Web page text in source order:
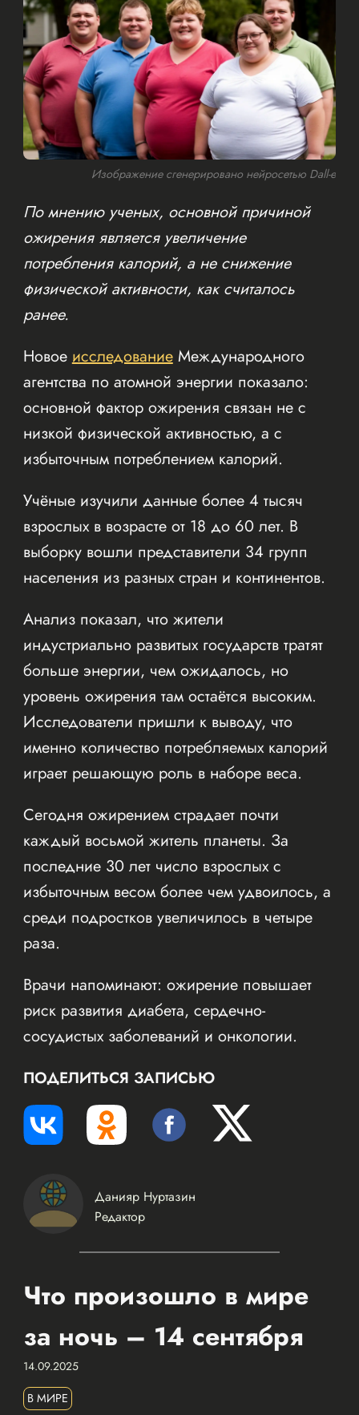
Изображение сгенерировано нейросетью Dall-e
По мнению ученых, основной причиной
ожирения является увеличение
потребления калорий, а не снижение
физической активности, как считалось
ранее.
НовоеисследованиеМеждународного
агентства по атомной энергии показало:
основной фактор ожирения связан не с
низкой физической активностью, а с
избыточным потреблением калорий.
Учёные изучили данные более 4 тысяч
взрослых в возрасте от 18 до 60 лет. В
выборку вошли представители 34 групп
населения из разных стран и континентов.
Анализ показал, что жители
индустриально развитых государств тратят
больше энергии, чем ожидалось, но
уровень ожирения там остаётся высоким.
Исследователи пришли к выводу, что
именно количество потребляемых калорий
играет решающую роль в наборе веса.
Сегодня ожирением страдает почти
каждый восьмой житель планеты. За
последние 30 лет число взрослых с
избыточным весом более чем удвоилось, а
среди подростков увеличилось в четыре
раза.
Врачи напоминают: ожирение повышает
риск развития диабета, сердечно-
сосудистых заболеваний и онкологии.
ПОДЕЛИТЬСЯ ЗАПИСЬЮ
Данияр Нуртазин
Редактор
Что произошло в мире
за ночь – 14 сентября
14.09.2025
В МИРЕ